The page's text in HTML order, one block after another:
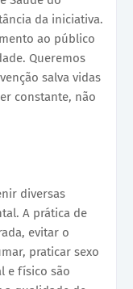
da iniciativa.
ao público
Queremos
salva vidas
constante, não
diversas
A prática de
evitar o
praticar sexo
e físico são